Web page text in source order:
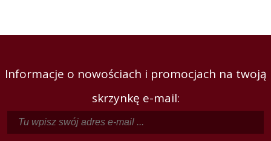
Informacje o nowościach i promocjach na twoją
skrzynkę e-mail: